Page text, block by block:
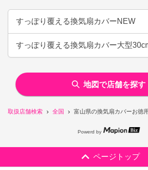
取扱店舗検索 全国 富山県の換気扇カバーお徳
すっぽり覆える換気扇カバーNEW
すっぽり覆える換気扇カバー大型
地図で店舗を探す
Powerd by
ページトップ